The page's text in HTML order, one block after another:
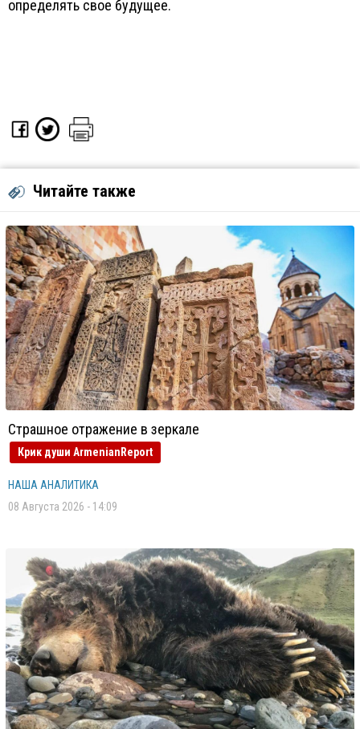
определять свое будущее.
Читайте также
Страшное отражение в зеркале
Крик души ArmenianReport
НАША АНАЛИТИКА
08 Августа 2026 - 14:09